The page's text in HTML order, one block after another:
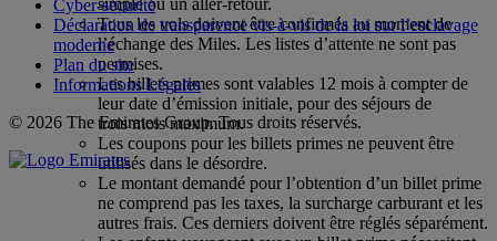
simple ou un aller-retour.
Tous les vols doivent être confirmés au moment de
l’échange des Miles. Les listes d’attente ne sont pas
permises.
Les billets primes sont valables 12 mois à compter de
leur date d’émission initiale, pour des séjours de
trois mois maximum.
Les coupons pour les billets primes ne peuvent être
utilisés dans le désordre.
Le montant demandé pour l’obtention d’un billet prime
ne comprend pas les taxes, la surcharge carburant et les
autres frais. Ces derniers doivent être réglés séparément.
Cyber-sécurité
Déclaration de transparence vis-à-vis de la loi sur l’esclavage
moderne
Plan du site
Informations Légales
© 2026 The Emirates Group. Tous droits réservés.